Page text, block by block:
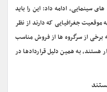
سینمایی، ادامه داد: این را باید
جغرافیایی که دارند از نظر
برخی از سرگروه ها از فروش مناسب
به همین دلیل قراردادها در